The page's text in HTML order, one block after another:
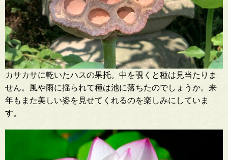
カサカサに乾いたハスの果托。中を覗くと種は見当たりま
せん。風や雨に揺られて種は池に落ちたのでしょうか。来
年もまた美しい姿を見せてくれるのを楽しみにしていま
す。